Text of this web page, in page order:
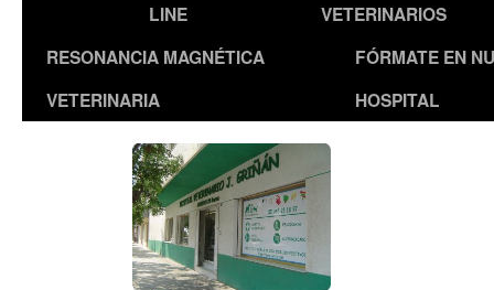
LINE
VETERINARIOS
RESONANCIA MAGNÉTICA
VETERINARIA
FÓRMATE EN
HOSPITAL